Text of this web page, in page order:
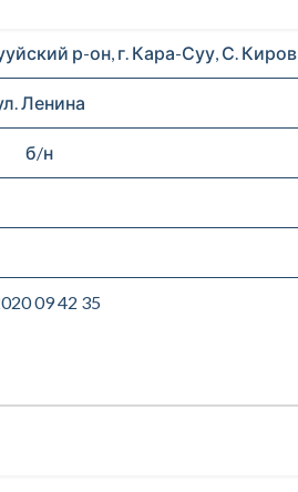
р-он, г. Кара-Суу, С. Киров
Ленина
б/н
09 42 35